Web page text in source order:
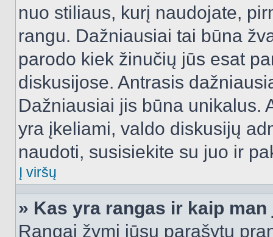
nuo stiliaus, kurį naudojate,
rangu. Dažniausiai tai būna
parodo kiek žinučių jūs esat
diskusijose. Antrasis
Dažniausiai jis būna unikalus.
yra įkeliami, valdo diskusijų
naudoti, susisiekite su juo ir
Į viršų
» Kas yra rangas ir kaip
Rangai žymi jūsų parašytų